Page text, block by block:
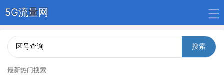
5G流量网
搜索
最新热门搜索